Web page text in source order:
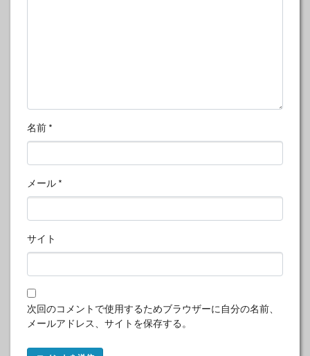
名前 *
メール *
サイト
次回のコメントで使用するためブラウザーに自分の名前、
メールアドレス、サイトを保存する。